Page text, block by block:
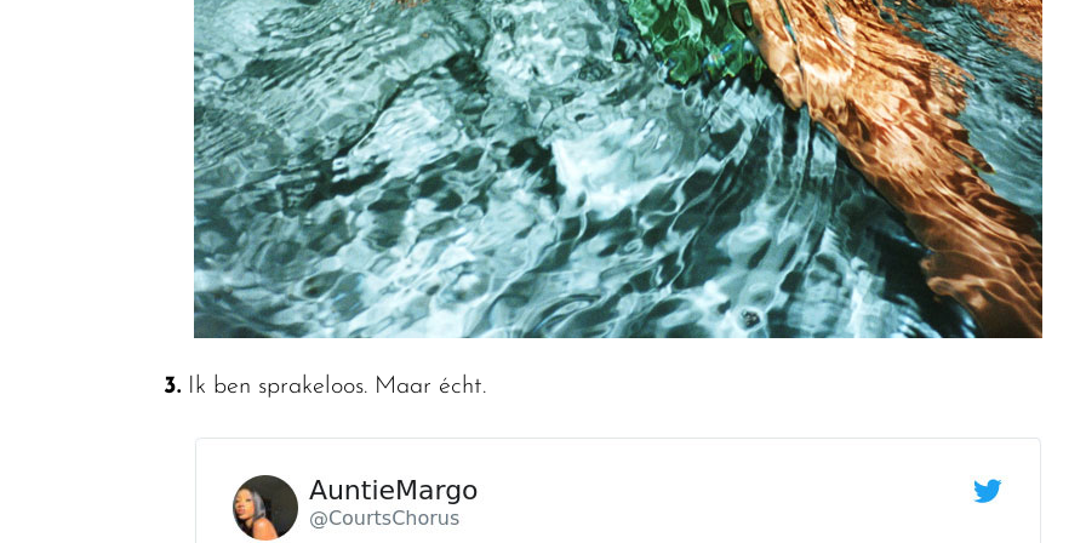
3.Ik ben sprakeloos. Maar écht.